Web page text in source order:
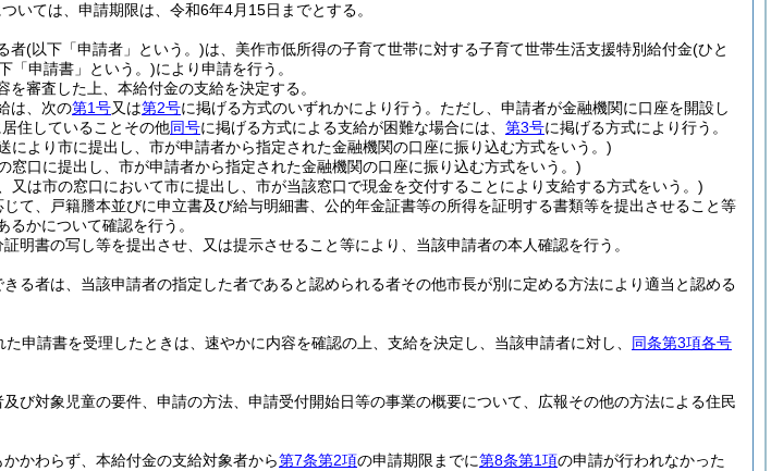
いては、申請期限は、令和6年4月15日までとする。
者(以下「申請者」という。)は、美作市低所得の子育て世帯に対する子育て世帯生活支援特別給付金(ひと
「申請書」という。)により申請を行う。
審査した上、本給付金の支給を決定する。
は、次の第1号又は第2号に掲げる方式のいずれかにより行う。 ただし、申請者が金融機関に口座を開設し
住していることその他同号に掲げる方式による支給が困難な場合には、 第3号に掲げる方式により行う。
により市に提出し、市が申請者から指定された金融機関の口座に振り込む方式をいう。)
窓口に提出し、市が申請者から指定された金融機関の口座に振り込む方式をいう。)
又は市の窓口において市に提出し、市が当該窓口で現金を交付することにより支給する方式をいう。)
て、戸籍謄本並びに申立書及び給与明細書、公的年金証書等の所得を証明する書類等を提出させること等
るかについて確認を行う。
明書の写し等を提出させ、又は提示させること等により、当該申請者の本人確認を行う。
る者は、当該申請者の指定した者であると認められる者その他市長が別に定める方法により適当と認める
申請書を受理したときは、速やかに内容を確認の上、支給を決定し、当該申請者に対し、 同条第3項各号
び対象児童の要件、申請の方法、申請受付開始日等の事業の概要について、広報その他の方法による住民
かわらず、本給付金の支給対象者から第7条第2項の申請期限までに第8条第1項の申請が行われなかった